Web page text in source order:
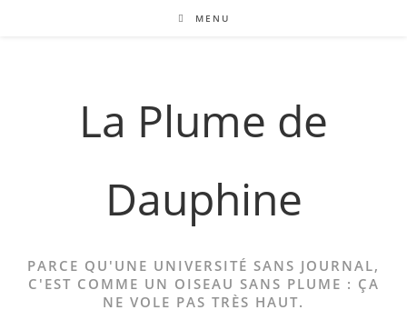
MENU
La Plume de
Dauphine
PARCE QU'UNE UNIVERSITÉ SANS JOURNAL,
C'EST COMME UN OISEAU SANS PLUME : ÇA
NE VOLE PAS TRÈS HAUT.